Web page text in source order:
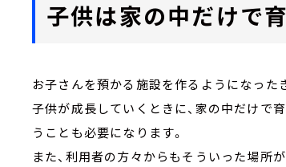
子供は家の中だけで
お子さんを預かる施設を作るようになった
子供が成長していくときに、家の中だけで
うことも必要になります。
また、利用者の方々からもそういった場所